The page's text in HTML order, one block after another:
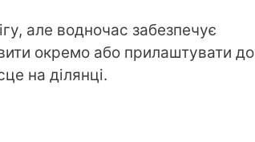
але водночас забезпечує
окремо або прилаштувати до
на ділянці.